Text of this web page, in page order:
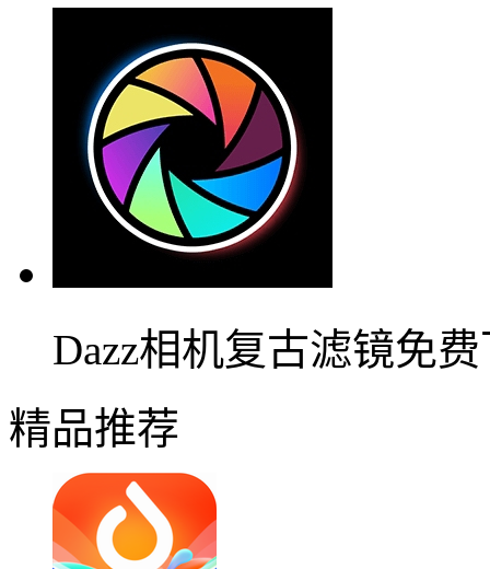
Dazz相机复古滤镜免
精品推荐